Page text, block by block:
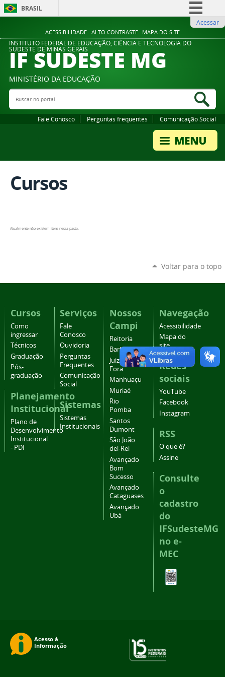
ACESSIBILIDADE ALTO CONTRASTE MAPA DO SITE
BRASIL
Comunica BR
Participe
Legislação
Acessar
INSTITUTO FEDERAL DE EDUCAÇÃO, CIÊNCIA E TECNOLOGIA DO
SUDESTE DE MINAS GERAIS
IF SUDESTE MG
MINISTÉRIO DA EDUCAÇÃO
Buscar no portal
Fale Conosco Perguntas frequentes Comunicação Social
Cursos
Atualmente não existem itens nessa pasta.
Voltar para o topo
Cursos
Como
ingressar
Técnicos
Graduação
Pós-
graduação
Planejamento
Institucional
Plano de
Desenvolvimento
Institucional
- PDI
Serviços
Fale
Conosco
Ouvidoria
Perguntas
Frequentes
Comunicação
Social
Sistemas
Sistemas
Institucionais
Nossos
Campi
Reitoria
Barbacena
Juiz de
Fora
Manhuaçu
Muriaé
Rio
Pomba
Santos
Dumont
São João
del-Rei
Avançado
Bom
Sucesso
Avançado
Cataguases
Avançado
Ubá
Navegação
Acessibilidade
Mapa do
site
Redes
sociais
YouTube
Facebook
Instagram
RSS
O que é?
Assine
Consulte
o
cadastro
do
IFSudesteMG
no e-
MEC